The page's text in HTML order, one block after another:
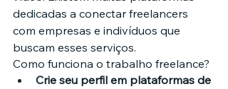
dedicadas a conectar freelancers
com empresas e indivíduos que
buscam esses serviços.
Como funciona o trabalho freelance?
Crie seu perfil em plataformas de